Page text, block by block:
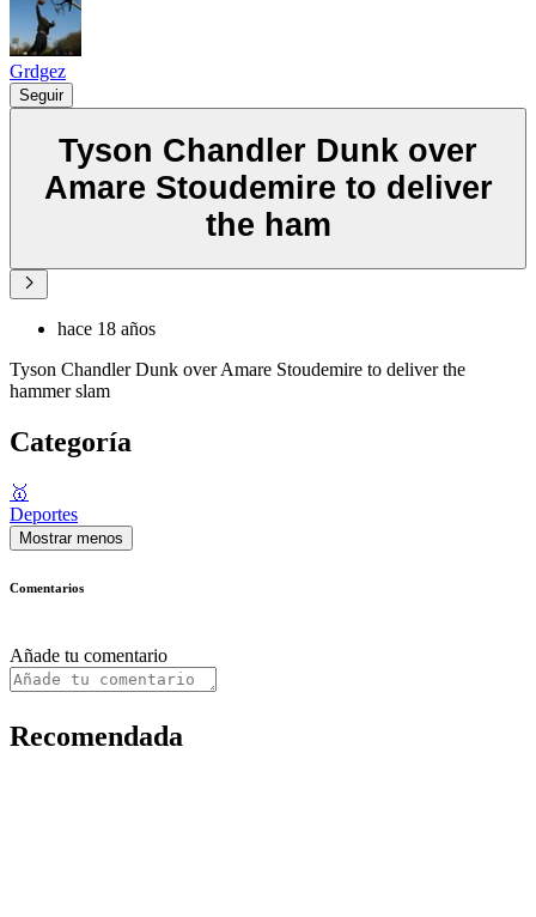
Grdgez
Seguir
Tyson Chandler Dunk over
Amare Stoudemire to deliver
the ham
hace 18 años
Tyson Chandler Dunk over Amare Stoudemire to deliver the
hammer slam
Categoría
🥇
Deportes
Mostrar menos
Comentarios
Añade tu comentario
Recomendada